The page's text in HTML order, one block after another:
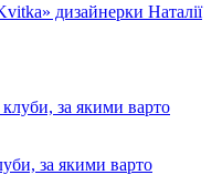
дизайнерки Наталії
за якими варто